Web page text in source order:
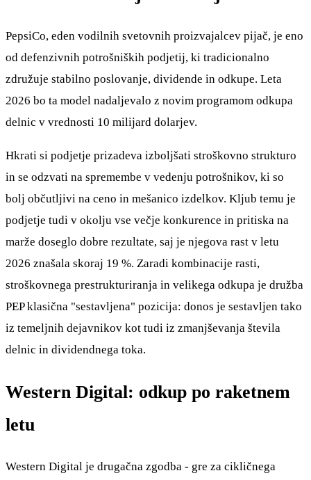
PepsiCo, eden vodilnih svetovnih proizvajalcev pijač, je eno
od defenzivnih potrošniških podjetij, ki tradicionalno
združuje stabilno poslovanje, dividende in odkupe. Leta
2026 bo ta model nadaljevalo z novim programom odkupa
delnic v vrednosti 10 milijard dolarjev.
Hkrati si podjetje prizadeva izboljšati stroškovno strukturo
in se odzvati na spremembe v vedenju potrošnikov, ki so
bolj občutljivi na ceno in mešanico izdelkov. Kljub temu je
podjetje tudi v okolju vse večje konkurence in pritiska na
marže doseglo dobre rezultate, saj je njegova rast v letu
2026 znašala skoraj 19 %. Zaradi kombinacije rasti,
stroškovnega prestrukturiranja in velikega odkupa je družba
PEP klasična "sestavljena" pozicija: donos je sestavljen tako
iz temeljnih dejavnikov kot tudi iz zmanjševanja števila
delnic in dividendnega toka.
Western Digital: odkup po raketnem
letu
Western Digital je drugačna zgodba - gre za cikličnega